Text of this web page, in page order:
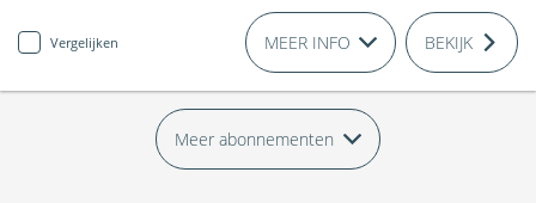
Vergelijken MEER INFO BEKIJK
Meer abonnementen